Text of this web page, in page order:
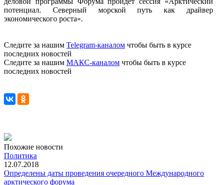
потенциал. Северный морской путь как драйвер
экономического роста».
Следите за нашим Telegram-каналом чтобы быть в курсе
последних новостей
Следите за нашим МАКС-каналом чтобы быть в курсе
последних новостей
Похожие новости
Политика
12.07.2018
Определены даты проведения очередного Международного
арктического форума